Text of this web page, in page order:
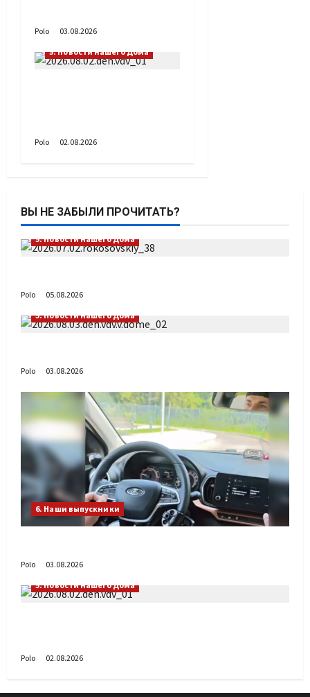
Polo
03.08.2026
5. Новости нашего Дома
Polo 02.08.2026
ВЫ НЕ ЗАБЫЛИ ПРОЧИТАТЬ?
5. Новости нашего Дома
Polo
05.08.2026
5. Новости нашего Дома
Polo 03.08.2026
6. Наши выпускники
Polo
03.08.2026
5. Новости нашего Дома
Polo 02.08.2026